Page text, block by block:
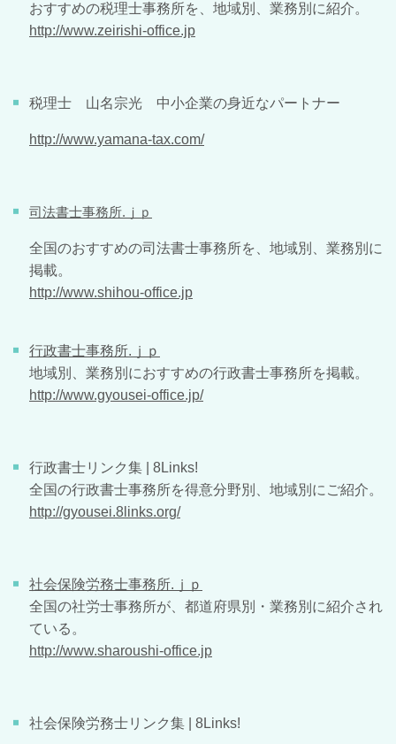
おすすめの税理士事務所を、地域別、業務別に紹介。
http://www.zeirishi-office.jp
税理士 山名宗光 中小企業の身近なパートナー
http://www.yamana-tax.com/
司法書士事務所.ｊｐ
全国のおすすめの司法書士事務所を、地域別、業務別に
掲載。
http://www.shihou-office.jp
行政書士事務所.ｊｐ
地域別、業務別におすすめの行政書士事務所を掲載。
http://www.gyousei-office.jp/
行政書士リンク集 | 8Links!
全国の行政書士事務所を得意分野別、地域別にご紹介。
http://gyousei.8links.org/
社会保険労務士事務所.ｊｐ
全国の社労士事務所が、都道府県別・業務別に紹介され
ている。
http://www.sharoushi-office.jp
社会保険労務士リンク集 | 8Links!